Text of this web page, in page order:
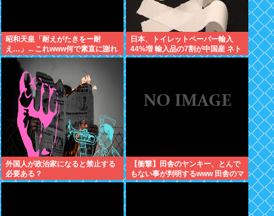
昭和天皇「耐えがたきをー耐
え…」←これwww何で素直に謝れ
ねーの？？！？
日本、トイレットペーパー輸入
44%増 輸入品の7割が中国産 ネト
ウヨ、中国産を拒否し咽び泣きな
外国人が政治家になると禁止する
必要ある？
【衝撃】田舎のヤンキー、とんで
もない事が判明するwww 田舎のマ
イルドヤンキーって何であんなに